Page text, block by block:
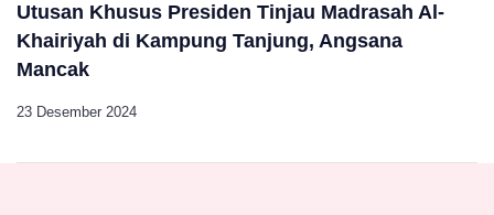
Utusan Khusus Presiden Tinjau Madrasah Al-
Khairiyah di Kampung Tanjung, Angsana
Mancak
23 Desember 2024